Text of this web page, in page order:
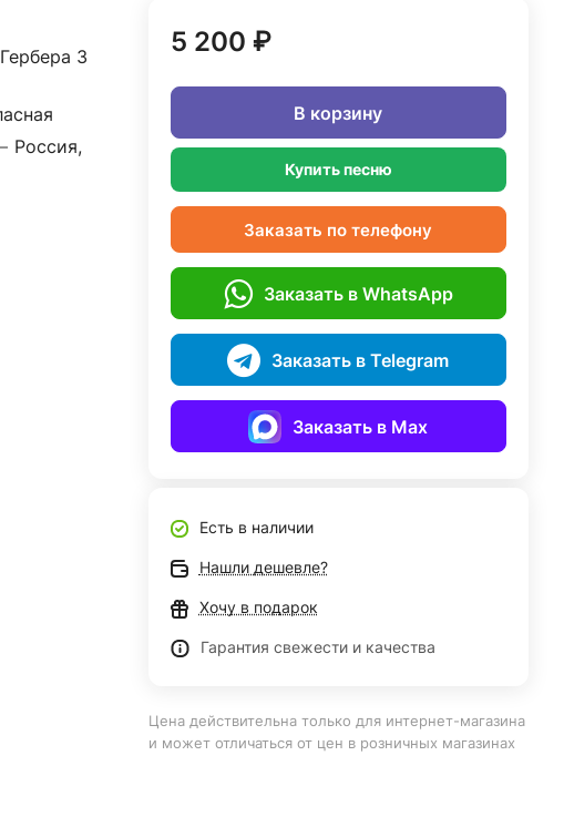
3
Россия,
5 200 ₽
В корзину
Купить песню
Заказать по телефону
Заказать в WhatsApp
Заказать в Telegram
Заказать в Max
Есть в наличии
Нашли дешевле?
Хочу в подарок
Гарантия свежести и качества
Цена действительна только для интернет-магазина
и может отличаться от цен в розничных магазинах